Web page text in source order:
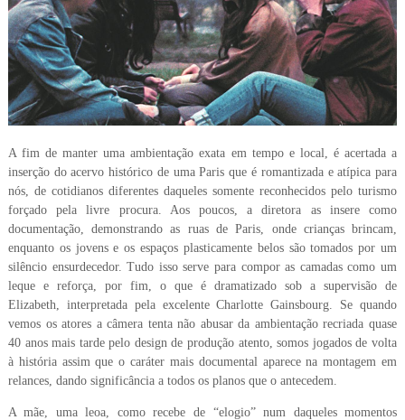
A fim de manter uma ambientação exata em tempo e local, é acertada a
inserção do acervo histórico de uma Paris que é romantizada e atípica para
nós, de cotidianos diferentes daqueles somente reconhecidos pelo turismo
forçado pela livre procura. Aos poucos, a diretora as insere como
documentação, demonstrando as ruas de Paris, onde crianças brincam,
enquanto os jovens e os espaços plasticamente belos são tomados por um
silêncio ensurdecedor. Tudo isso serve para compor as camadas como um
leque e reforça, por fim, o que é dramatizado sob a supervisão de
Elizabeth, interpretada pela excelente Charlotte Gainsbourg. Se quando
vemos os atores a câmera tenta não abusar da ambientação recriada quase
40 anos mais tarde pelo design de produção atento, somos jogados de volta
à história assim que o caráter mais documental aparece na montagem em
relances, dando significância a todos os planos que o antecedem.
A mãe, uma leoa, como recebe de “elogio” num daqueles momentos